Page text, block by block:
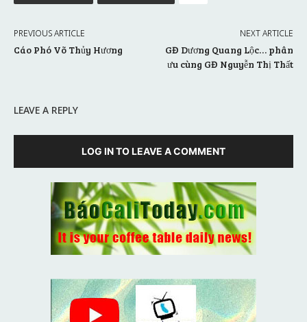
PREVIOUS ARTICLE
Cáo Phó Võ Thủy Hương
NEXT ARTICLE
GĐ Dương Quang Lộc… phân
ưu cùng GĐ Nguyễn Thị Thất
LEAVE A REPLY
LOG IN TO LEAVE A COMMENT